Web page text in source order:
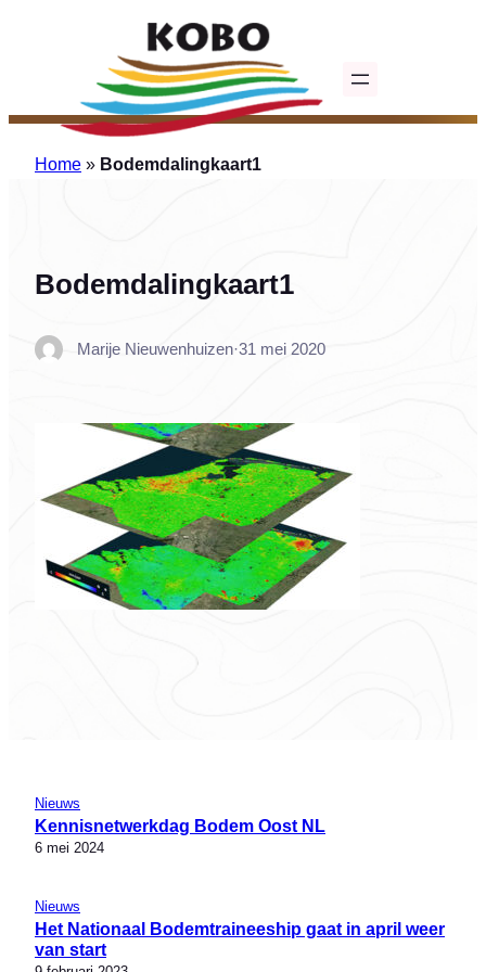
Home » Bodemdalingkaart1
Bodemdalingkaart1
Marije Nieuwenhuizen·31 mei 2020
Nieuws
Kennisnetwerkdag Bodem Oost NL
6 mei 2024
Nieuws
Het Nationaal Bodemtraineeship gaat in april weer
van start